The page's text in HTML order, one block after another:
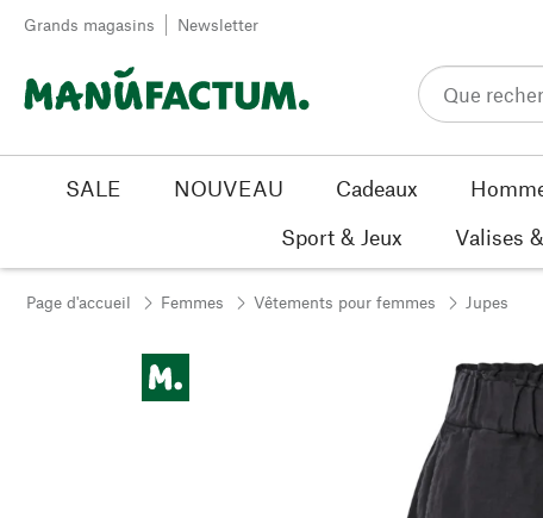
Passer au contenu
Grands magasins Newsletter
SALE NOUVEAU Cadeaux
Sport & Jeux
Valises
Page d'accueil Femmes Vêtements pour femmes Jupes